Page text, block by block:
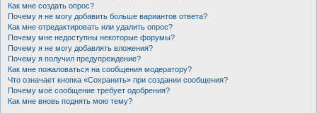
Как мне создать опрос?
Почему я не могу добавить больше вариантов ответа?
Как мне отредактировать или удалить опрос?
Почему мне недоступны некоторые форумы?
Почему я не могу добавлять вложения?
Почему я получил предупреждение?
Как мне пожаловаться на сообщения модератору?
Что означает кнопка «Сохранить» при создании сообщения?
Почему моё сообщение требует одобрения?
Как мне вновь поднять мою тему?